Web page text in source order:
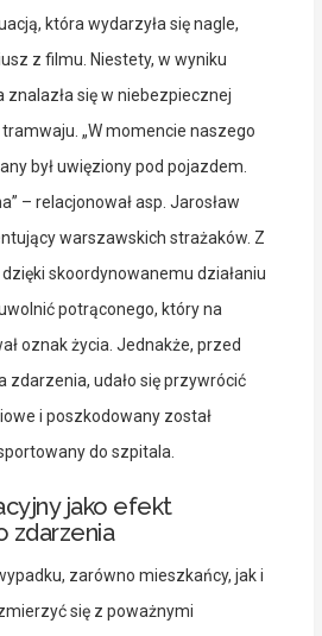
która wydarzyła się nagle,
z filmu. Niestety, w wyniku
się w niebezpiecznej
„W momencie naszego
był uwięziony pod pojazdem.
– relacjonował asp. Jarosław
warszawskich strażaków. Z
skoordynowanemu działaniu
potrąconego, który na
oznak życia. Jednakże, przed
zdarzenia, udało się przywrócić
i poszkodowany został
do szpitala.
jako efekt
zdarzenia
zarówno mieszkańcy, jak i
się z poważnymi